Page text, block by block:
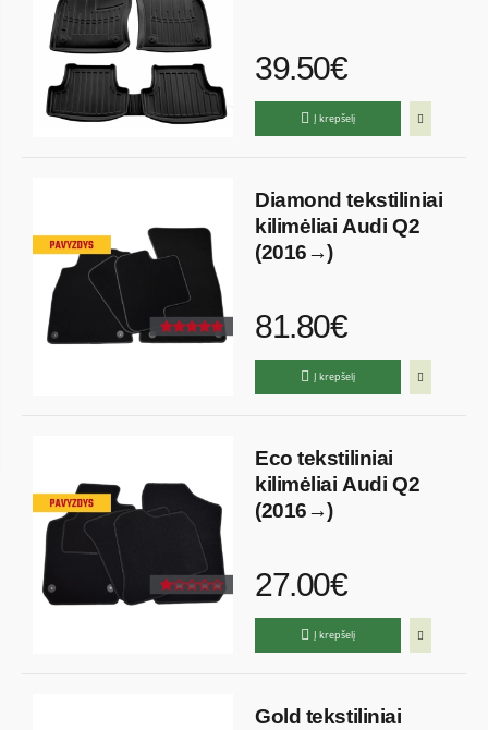
39.50€
Į krepšelį
Diamond tekstiliniai
kilimėliai Audi Q2
(2016→)
81.80€
Į krepšelį
Eco tekstiliniai
kilimėliai Audi Q2
(2016→)
27.00€
Į krepšelį
Gold tekstiliniai